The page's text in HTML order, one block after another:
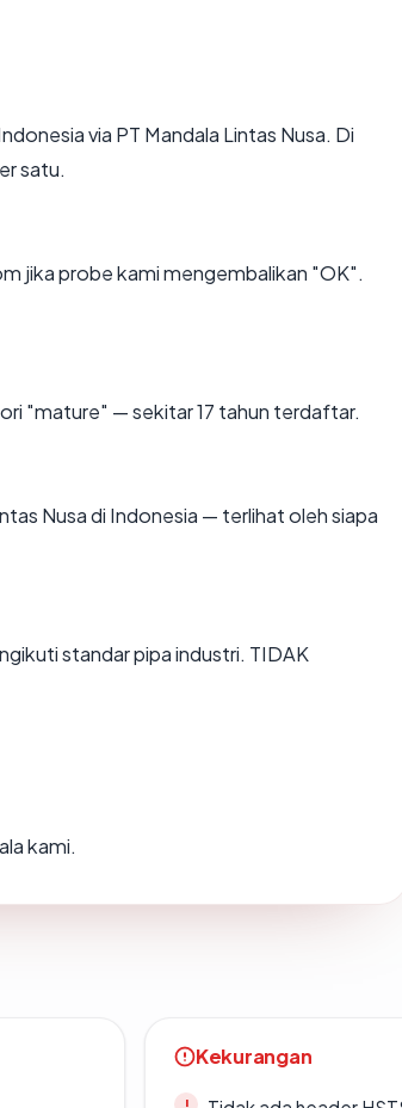
via PT Mandala Lintas Nusa. Di
satu.
jika probe kami mengembalikan "OK".
"mature" — sekitar 17 tahun terdaftar.
Nusa di Indonesia — terlihat oleh siapa
standar pipa industri. TIDAK
kami.
Kekurangan